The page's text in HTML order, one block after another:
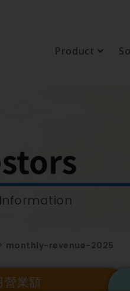
Product
> monthly-revenue-2025
營業額